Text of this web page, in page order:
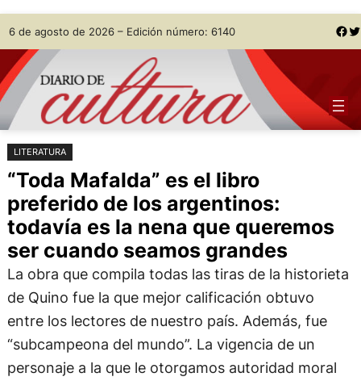
Saltar
al
contenido
Skip
to
content
6 de agosto de 2026 – Edición número: 6140 Facebook Twitter
LITERATURA
“Toda Mafalda” es el libro
preferido de los argentinos:
todavía es la nena que queremos
ser cuando seamos grandes
La obra que compila todas las tiras de la historieta
de Quino fue la que mejor calificación obtuvo
entre los lectores de nuestro país. Además, fue
“subcampeona del mundo”. La vigencia de un
personaje a la que le otorgamos autoridad moral